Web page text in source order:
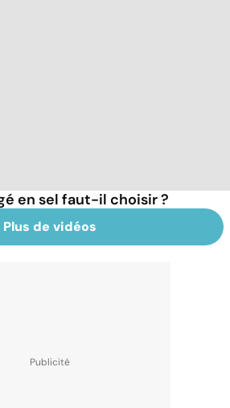
en sel faut-il choisir ?
Plus de vidéos